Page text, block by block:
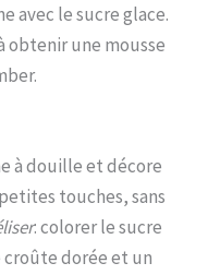
avec le sucre glace.
obtenir une mousse
à douille et décore
touches, sans
: colorer le sucre
dorée et un